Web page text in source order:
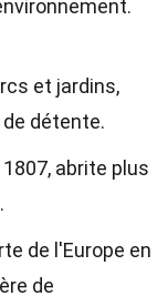
et jardins,
détente.
abrite plus
de l'Europe en
de